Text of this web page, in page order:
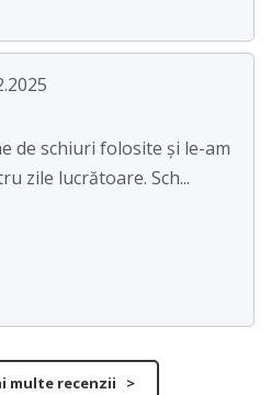
de schiuri folosite și le-am
zile lucrătoare. Sch...
multe recenzii >